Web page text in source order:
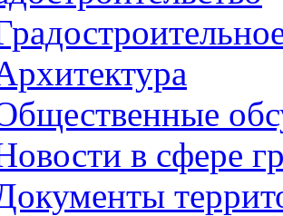
в сфере